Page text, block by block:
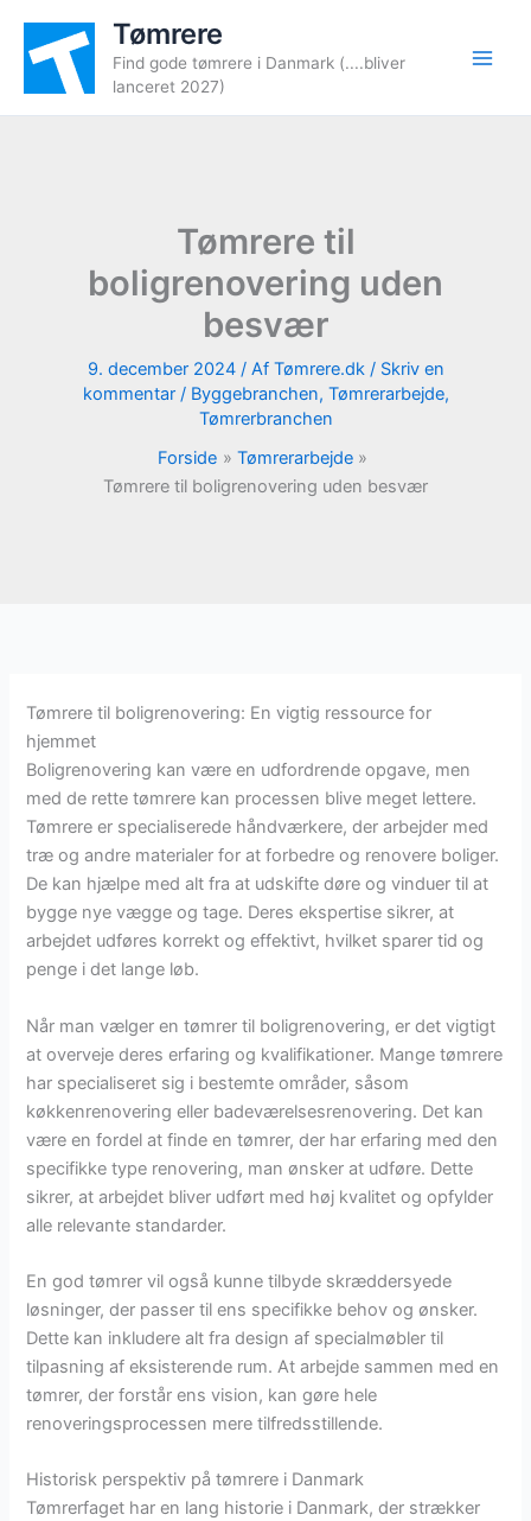
indholdet
Tømrere
Find gode tømrere i Danmark (....bliver
lanceret 2027)
Tømrere til
boligrenovering uden
besvær
9. december 2024 / Af Tømrere.dk / Skriv en
kommentar / Byggebranchen, Tømrerarbejde,
Tømrerbranchen
Forside
Tømrerarbejde
Tømrere til boligrenovering uden besvær
Tømrere til boligrenovering: En vigtig ressource for
hjemmet
Boligrenovering kan være en udfordrende opgave, men
med de rette tømrere kan processen blive meget lettere.
Tømrere er specialiserede håndværkere, der arbejder med
træ og andre materialer for at forbedre og renovere boliger.
De kan hjælpe med alt fra at udskifte døre og vinduer til at
bygge nye vægge og tage. Deres ekspertise sikrer, at
arbejdet udføres korrekt og effektivt, hvilket sparer tid og
penge i det lange løb.
Når man vælger en tømrer til boligrenovering, er det vigtigt
at overveje deres erfaring og kvalifikationer. Mange tømrere
har specialiseret sig i bestemte områder, såsom
køkkenrenovering eller badeværelsesrenovering. Det kan
være en fordel at finde en tømrer, der har erfaring med den
specifikke type renovering, man ønsker at udføre. Dette
sikrer, at arbejdet bliver udført med høj kvalitet og opfylder
alle relevante standarder.
En god tømrer vil også kunne tilbyde skræddersyede
løsninger, der passer til ens specifikke behov og ønsker.
Dette kan inkludere alt fra design af specialmøbler til
tilpasning af eksisterende rum. At arbejde sammen med en
tømrer, der forstår ens vision, kan gøre hele
renoveringsprocessen mere tilfredsstillende.
Historisk perspektiv på tømrere i Danmark
Tømrerfaget har en lang historie i Danmark, der strækker